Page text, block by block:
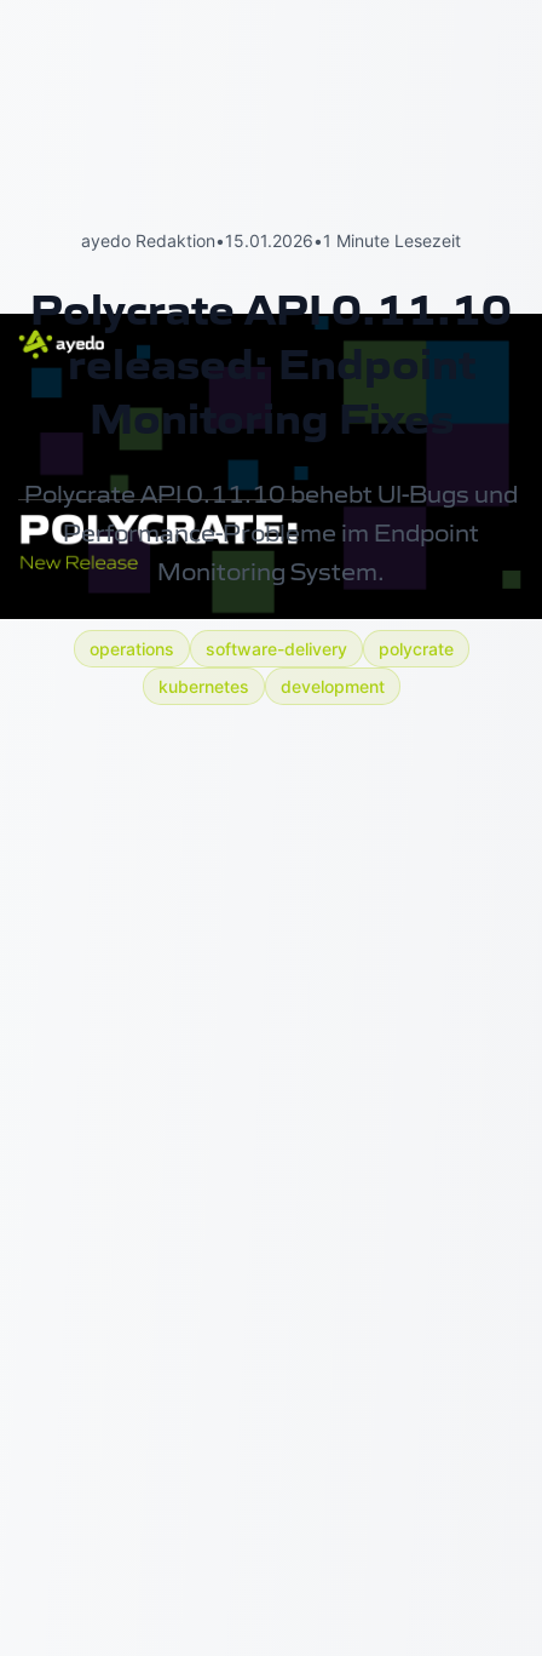
ayedo Redaktion•15.01.2026•1 Minute Lesezeit
Polycrate API 0.11.10
released: Endpoint
Monitoring Fixes
Polycrate API 0.11.10 behebt UI-Bugs und
Performance-Probleme im Endpoint
Monitoring System.
operations software-delivery
polycrate
kubernetes
development